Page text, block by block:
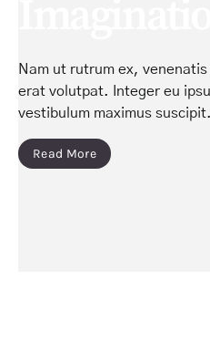
Nam ut rutrum ex,
erat volutpat. Integer eu
vestibulum maximus suscipit.
Read More